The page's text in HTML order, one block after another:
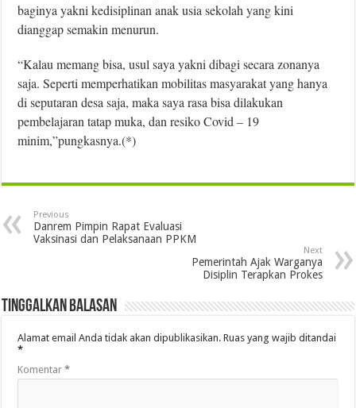
baginya yakni kedisiplinan anak usia sekolah yang kini
dianggap semakin menurun.
“Kalau memang bisa, usul saya yakni dibagi secara zonanya
saja. Seperti memperhatikan mobilitas masyarakat yang hanya
di seputaran desa saja, maka saya rasa bisa dilakukan
pembelajaran tatap muka, dan resiko Covid – 19
minim,”pungkasnya.(*)
Previous
Danrem Pimpin Rapat Evaluasi
Vaksinasi dan Pelaksanaan PPKM
Next
Pemerintah Ajak Warganya
Disiplin Terapkan Prokes
Tinggalkan Balasan
Alamat email Anda tidak akan dipublikasikan. Ruas yang wajib ditandai
*
Komentar*